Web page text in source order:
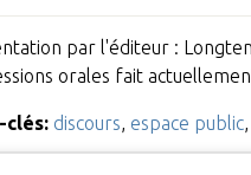
par l'éditeur :
orales fait
clés: discours, espace public,